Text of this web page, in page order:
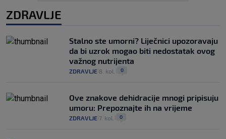
ZDRAVLJE
Stalno ste umorni? Liječnici upozoravaju
da bi uzrok mogao biti nedostatak ovog
važnog nutrijenta
ZDRAVLJE 8. kol. 0
Ove znakove dehidracije mnogi pripisuju
umoru: Prepoznajte ih na vrijeme
ZDRAVLJE 7. kol. 0